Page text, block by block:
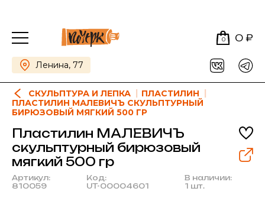
0 0 ₽
Ленина, 77
СКУЛЬПТУРА И ЛЕПКА
ПЛАСТИЛИН
ПЛАСТИЛИН МАЛЕВИЧЪ СКУЛЬПТУРНЫЙ
БИРЮЗОВЫЙ МЯГКИЙ 500 ГР
Пластилин МАЛЕВИЧЪ
скульптурный бирюзовый
мягкий 500 гр
Артикул:
810059
Код:
UT-00004601
В наличии:
1 шт.